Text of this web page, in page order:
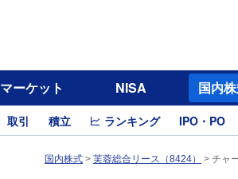
マーケット NISA 国内
取引 積立 ランキング IPO・PO
国内株式 > 芙蓉総合リース（8424） > チャ